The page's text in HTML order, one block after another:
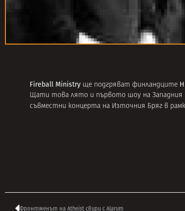
Fireball Ministry ще подгряват финландците
Щати това лято и първото шоу на Западния
съвместни концерта на Източния Бряг в
Фронтменът на Atheist свири с Alarum